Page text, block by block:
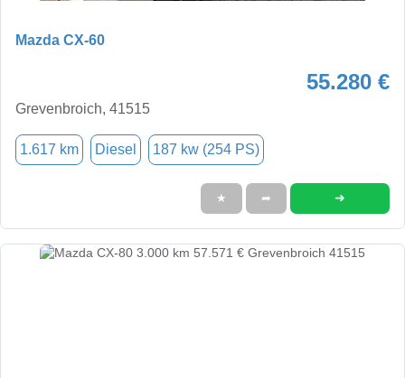
Mazda CX-60
55.280 €
Grevenbroich, 41515
1.617 km Diesel 187 kw (254 PS)
★ ➦ ➜